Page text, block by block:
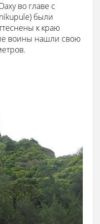
во главе с
были
к краю
воины нашли свою